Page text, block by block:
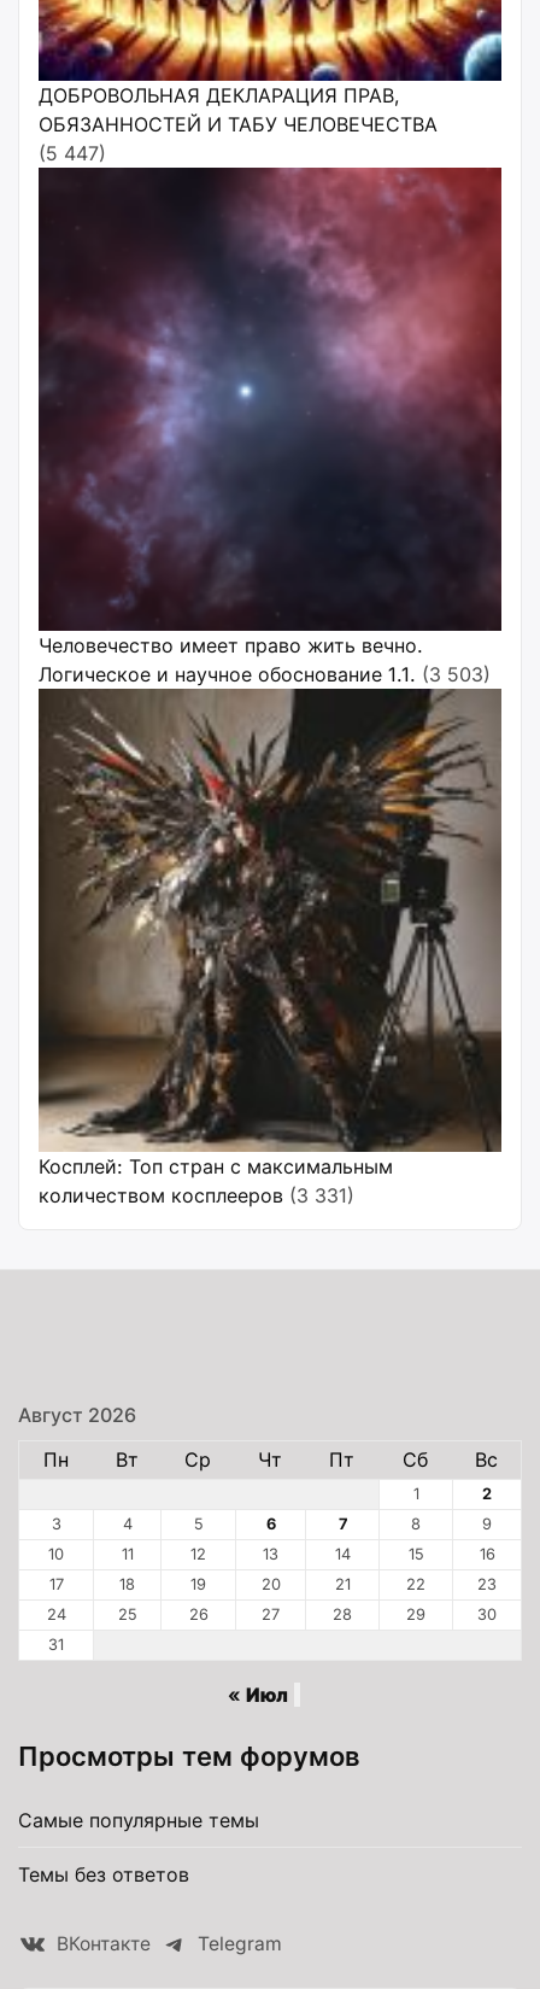
ДОБРОВОЛЬНАЯ ДЕКЛАРАЦИЯ ПРАВ,
ОБЯЗАННОСТЕЙ И ТАБУ ЧЕЛОВЕЧЕСТВА
(5 447)
Человечество имеет право жить вечно.
Логическое и научное обоснование 1.1. (3 503)
Косплей: Топ стран с максимальным
количеством косплееров (3 331)
Август 2026
Пн
Вт Ср Чт Пт Сб Вс
1
2
3
4 5 6 7 8
9
10
11 12 13 14 15
16
17
18 19 20 21 22
23
24
25 26 27 28 29
30
31
« Июл
Просмотры тем форумов
Самые популярные темы
Темы без ответов
ВКонтакте Telegram